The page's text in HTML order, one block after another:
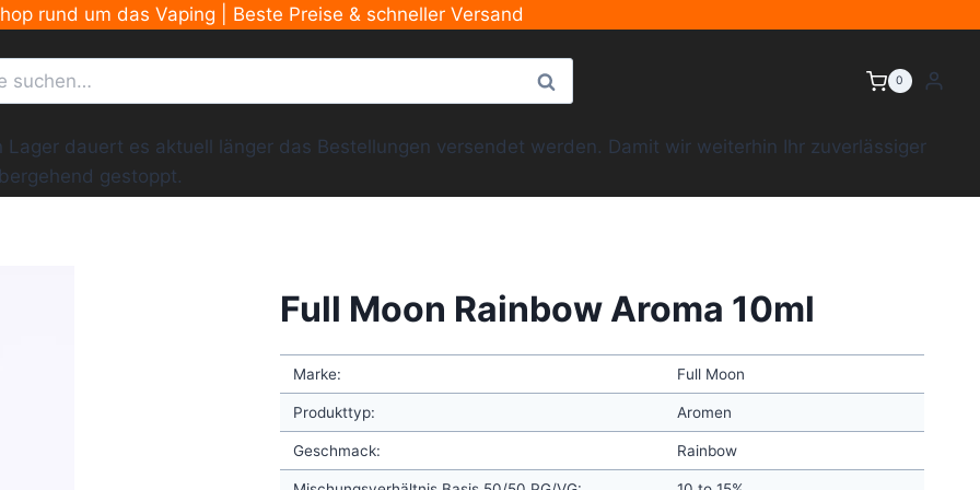
rund um das Vaping | Beste Preise & schneller Versand
Suche 0
dauert es aktuell länger das Bestellungen versendet werden. Damit wir weiterhin Ihr zuverlässiger
gestoppt.
Full Moon Rainbow Aroma 10ml
Marke: Full Moon
Produkttyp: Aromen
Geschmack: Rainbow